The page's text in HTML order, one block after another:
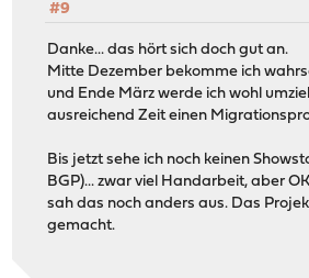
#9
Danke... das hört sich doch gut an.
Mitte Dezember bekomme ich
und Ende März werde ich wohl
ausreichend Zeit einen
Bis jetzt sehe ich noch keinen
BGP)... zwar viel Handarbeit, aber
sah das noch anders aus. Das
gemacht.